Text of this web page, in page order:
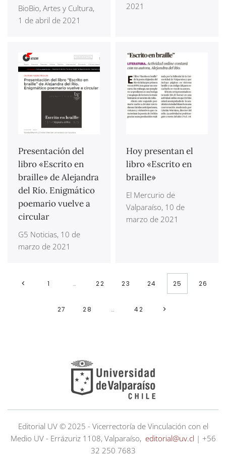
BioBio, Artes y Cultura,
1 de abril de 2021
2021
Presentación del
libro «Escrito en
braille» de Alejandra
del Río. Enigmático
poemario vuelve a
circular
G5 Noticias, 10 de
marzo de 2021
Hoy presentan el
libro «Escrito en
braille»
El Mercurio de
Valparaíso, 10 de
marzo de 2021
1 … 22 23 24 25 26
27 28 … 42
Editorial UV © 2025 - Vicerrectoría de Vinculación con el
Medio UV - Errázuriz 1108, Valparaíso, editorial@uv.cl | +56
32 250 7683